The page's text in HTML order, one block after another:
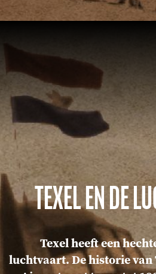
TEXEL EN DE
Texel heeft een
luchtvaart. De historie